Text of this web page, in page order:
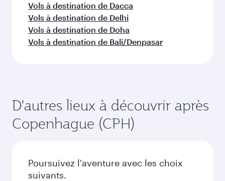
Vols à destination de Dacca
Vols à destination de Delhi
Vols à destination de Doha
Vols à destination de Bali/Denpasar
D'autres lieux à découvrir après
Copenhague (CPH)
Poursuivez l'aventure avec les choix
suivants.